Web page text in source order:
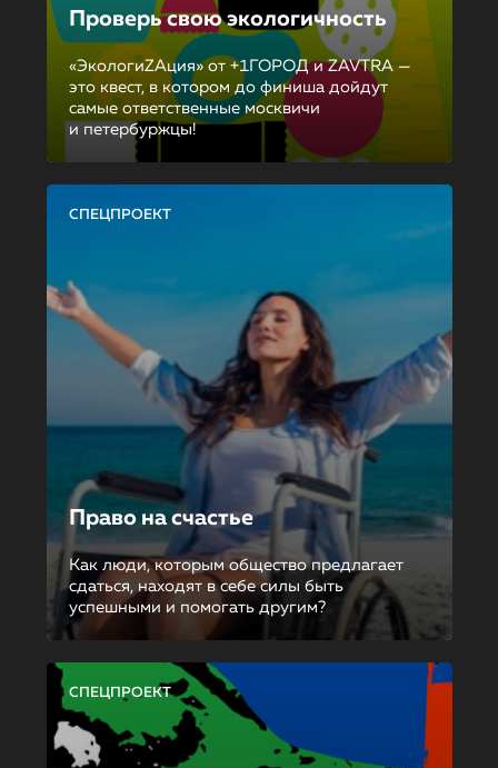
Проверь свою экологичность
«ЭкологиZAция» от +1ГОРОД и ZAVTRA —
это квест, в котором до финиша дойдут
самые ответственные москвичи
и петербуржцы!
СПЕЦПРОЕКТ
Право на счастье
Как люди, которым общество предлагает
сдаться, находят в себе силы быть
успешными и помогать другим?
СПЕЦПРОЕКТ